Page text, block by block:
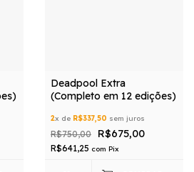
Deadpool Extra
(Completo em 12 edições)
2x de R$337,50 sem juros
R$750,00 R$675,00
R$641,25 com Pix